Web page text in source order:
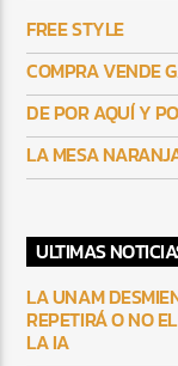
FREE STYLE
COMPRA VENDE
DE POR AQUÍ Y
LA MESA
ULTIMAS
LA UNAM
REPETIRÁ O NO
LA IA